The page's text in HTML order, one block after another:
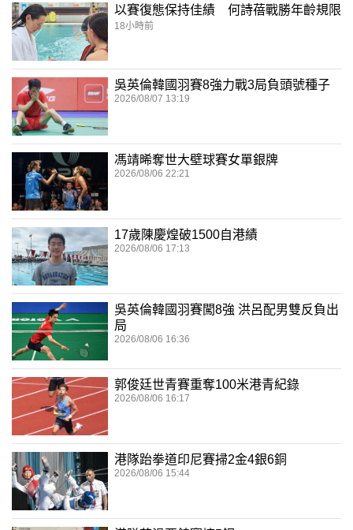
以賽復態保持佳績 何詩蓓戰勝年齡規限
18小時前
吳英倫韓國羽賽8強力戰3局負頭號種子
2026/08/07 13:19
馮靖晞奪世大壁球賽女單銀牌
2026/08/06 22:21
17歲陳慶煌破1500自港績
2026/08/06 17:13
吳英倫韓國羽賽闖8強 洪呂配男雙反負出
局
2026/08/06 16:36
郭俊廷世青賽重奪100米港青紀錄
2026/08/06 16:17
港隊跆拳道印尼賽掃2金4銀6銅
2026/08/06 15:44